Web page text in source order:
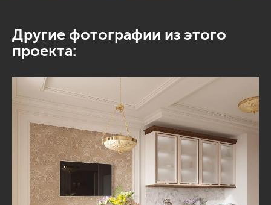
Другие фотографии из этого
проекта: